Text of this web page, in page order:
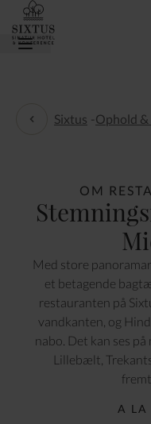
Ophold & Selskaber
Sixtus -Ophold &
OM
Med store
et betagende
restauranten på
vandkanten, og
nabo. Det kan ses
Lillebælt,
A LA